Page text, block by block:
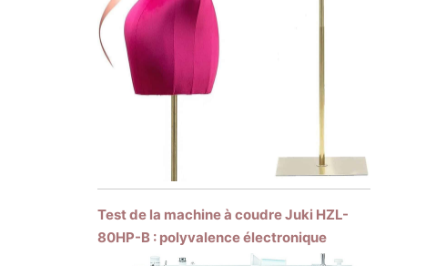
Test de la machine à coudre Juki HZL-
80HP-B : polyvalence électronique